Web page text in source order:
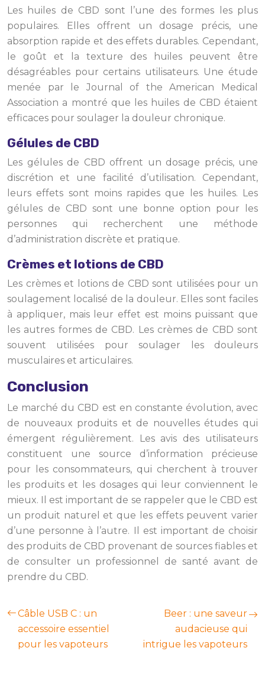
Les huiles de CBD sont l’une des formes les plus
populaires. Elles offrent un dosage précis, une
absorption rapide et des effets durables. Cependant,
le goût et la texture des huiles peuvent être
désagréables pour certains utilisateurs. Une étude
menée par le Journal of the American Medical
Association a montré que les huiles de CBD étaient
efficaces pour soulager la douleur chronique.
Gélules de CBD
Les gélules de CBD offrent un dosage précis, une
discrétion et une facilité d’utilisation. Cependant,
leurs effets sont moins rapides que les huiles. Les
gélules de CBD sont une bonne option pour les
personnes qui recherchent une méthode
d’administration discrète et pratique.
Crèmes et lotions de CBD
Les crèmes et lotions de CBD sont utilisées pour un
soulagement localisé de la douleur. Elles sont faciles
à appliquer, mais leur effet est moins puissant que
les autres formes de CBD. Les crèmes de CBD sont
souvent utilisées pour soulager les douleurs
musculaires et articulaires.
Conclusion
Le marché du CBD est en constante évolution, avec
de nouveaux produits et de nouvelles études qui
émergent régulièrement. Les avis des utilisateurs
constituent une source d’information précieuse
pour les consommateurs, qui cherchent à trouver
les produits et les dosages qui leur conviennent le
mieux. Il est important de se rappeler que le CBD est
un produit naturel et que les effets peuvent varier
d’une personne à l’autre. Il est important de choisir
des produits de CBD provenant de sources fiables et
de consulter un professionnel de santé avant de
prendre du CBD.
Câble USB C : un
accessoire essentiel
pour les vapoteurs
Beer : une saveur
audacieuse qui
intrigue les vapoteurs